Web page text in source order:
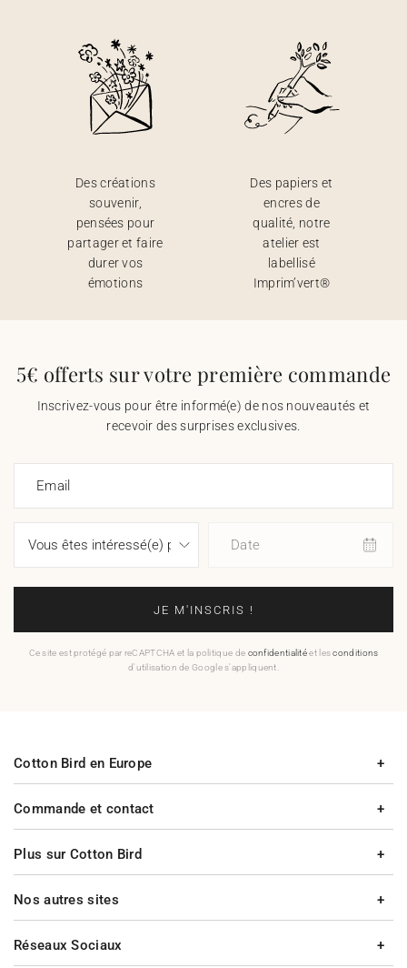
Des créations
souvenir,
pensées pour
partager et faire
durer vos
émotions
Des papiers et
encres de
qualité, notre
atelier est
labellisé
Imprim’vert®
5€ offerts sur votre première commande
Inscrivez-vous pour être informé(e) de nos nouveautés et
recevoir des surprises exclusives.
Email
Date
JE M'INSCRIS !
Ce site est protégé par reCAPTCHA et la politique de confidentialitéet lesconditions
d'utilisation de Google s'appliquent.
Commande et contact
Plus sur Cotton Bird
Cotton Bird en Europe
Nos autres sites
Réseaux Sociaux